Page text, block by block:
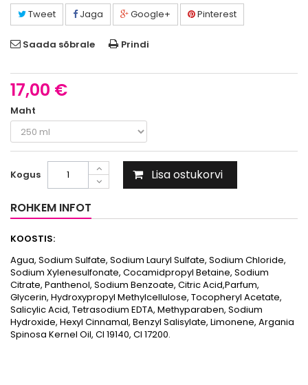
Tweet Jaga Google+ Pinterest
Saada sõbrale Prindi
17,00 €
Maht
Kogus Lisa ostukorvi
ROHKEM INFOT
KOOSTIS:
Agua, Sodium Sulfate, Sodium Lauryl Sulfate, Sodium Chloride,
Sodium Xylenesulfonate, Cocamidpropyl Betaine, Sodium
Citrate, Panthenol, Sodium Benzoate, Citric Acid,Parfum,
Glycerin, Hydroxypropyl Methylcellulose, Tocopheryl Acetate,
Salicylic Acid, Tetrasodium EDTA, Methyparaben, Sodium
Hydroxide, Hexyl Cinnamal, Benzyl Salisylate, Limonene, Argania
Spinosa Kernel Oil, CI 19140, CI 17200.